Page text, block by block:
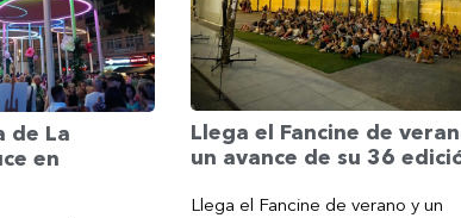
de La
en
Llega el Fancine de
un avance de su 36
Llega el Fancine de verano y un